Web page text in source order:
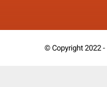
© Copyright 2022 -